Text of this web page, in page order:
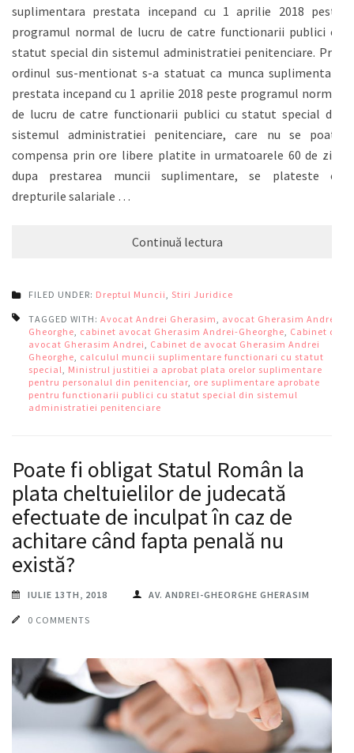
suplimentara prestata incepand cu 1 aprilie 2018 peste
programul normal de lucru de catre functionarii publici cu
statut special din sistemul administratiei penitenciare. Prin
ordinul sus-mentionat s-a statuat ca munca suplimentara
prestata incepand cu 1 aprilie 2018 peste programul normal
de lucru de catre functionarii publici cu statut special din
sistemul administratiei penitenciare, care nu se poate
compensa prin ore libere platite in urmatoarele 60 de zile
dupa prestarea muncii suplimentare, se plateste cu
drepturile salariale …
Continuă lectura
FILED UNDER: Dreptul Muncii, Stiri Juridice
TAGGED WITH: Avocat Andrei Gherasim, avocat Gherasim Andrei
Gheorghe, cabinet avocat Gherasim Andrei-Gheorghe, Cabinet de
avocat Gherasim Andrei, Cabinet de avocat Gherasim Andrei
Gheorghe, calculul muncii suplimentare functionari cu statut
special, Ministrul justitiei a aprobat plata orelor suplimentare
pentru personalul din penitenciar, ore suplimentare aprobate
pentru functionarii publici cu statut special din sistemul
administratiei penitenciare
Poate fi obligat Statul Român la
plata cheltuielilor de judecată
efectuate de inculpat în caz de
achitare când fapta penală nu
există?
IULIE 13TH, 2018 AV. ANDREI-GHEORGHE GHERASIM
0 COMMENTS